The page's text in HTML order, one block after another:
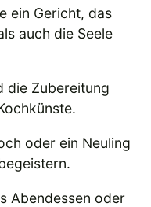
ein Gericht, das
auch die Seele
die Zubereitung
oder ein Neuling
Abendessen oder